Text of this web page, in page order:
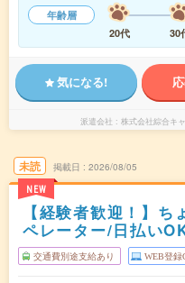
年齢層
20代
30
気になる!
派遣会社 株式会社綜合キ
未読
NEW
掲載日 2026/08/05
【経験者歓迎！】
ペレーター/日払い
交通費別途支給あり WEB登録